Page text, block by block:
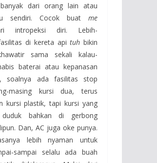
dari orang lain atau
sendiri. Cocok buat me
intropeksi diri. Lebih-
di kereta apituh bikin
sama sekali kalau-
baterai atau kepanasan
soalnya ada fasilitas stop
masing kursi dua, terus
kursi plastik, tapi kursi yang
bahkan di gerbong
Dan, AC juga oke punya.
lebih nyaman untuk
sampai selalu ada buah